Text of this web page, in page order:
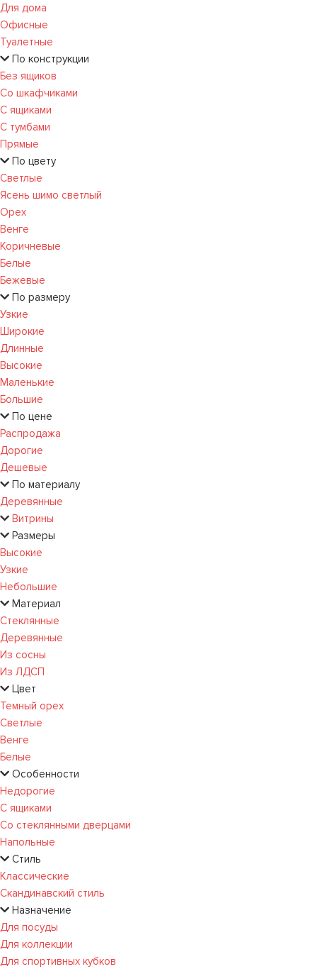
Для дома
Офисные
Туалетные
По конструкции
Без ящиков
Со шкафчиками
С ящиками
С тумбами
Прямые
По цвету
Светлые
Ясень шимо светлый
Орех
Венге
Коричневые
Белые
Бежевые
По размеру
Узкие
Широкие
Длинные
Высокие
Маленькие
Большие
По цене
Распродажа
Дорогие
Дешевые
По материалу
Деревянные
Витрины
Размеры
Высокие
Узкие
Небольшие
Материал
Стеклянные
Деревянные
Из сосны
Из ЛДСП
Цвет
Темный орех
Светлые
Венге
Белые
Особенности
Недорогие
С ящиками
Со стеклянными дверцами
Напольные
Стиль
Классические
Скандинавский стиль
Назначение
Для посуды
Для коллекции
Для спортивных кубков